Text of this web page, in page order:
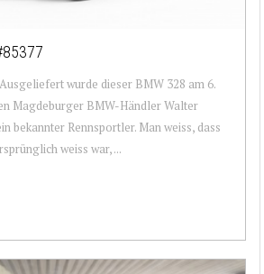
wurde dieser BMW 328 am 6.
Magdeburger BMW-Händler Walter
bekannter Rennsportler. Man weiss, dass
weiss war, ...